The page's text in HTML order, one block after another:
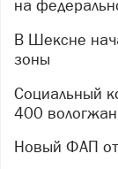
на
В Шексне началось преображение прибрежной
зоны
Социальный контракт помог открыть свое дело
400
Новый ФАП